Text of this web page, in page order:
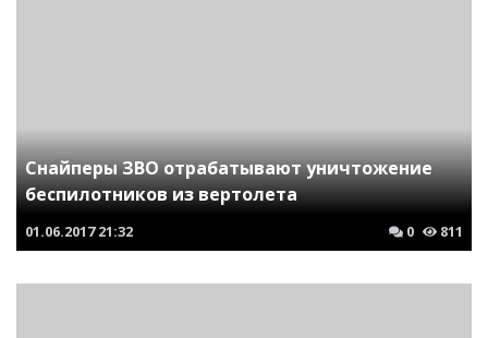
Снайперы ЗВО отрабатывают уничтожение
беспилотников из вертолета
01.06.2017 21:32 0 811